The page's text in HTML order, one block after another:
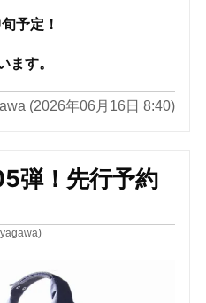
予定！
ます。
(2026年06月16日 8:40)
弾！先行予約